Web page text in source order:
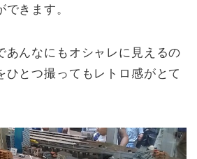
きます。
あんなにもオシャレに見えるの
ひとつ撮ってもレトロ感がとて